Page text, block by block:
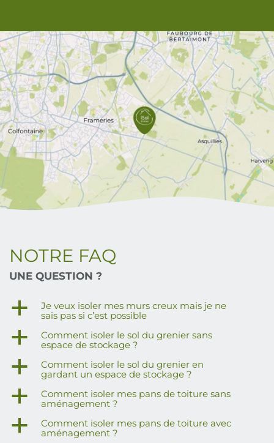
NOTRE FAQ
UNE QUESTION ?
a
Je veux isoler mes murs creux mais je ne
sais pas si c’est possible
a
Comment isoler le sol du grenier sans
espace de stockage ?
a
Comment isoler le sol du grenier en
gardant un espace de stockage ?
a
Comment isoler mes pans de toiture sans
aménagement ?
a
Comment isoler mes pans de toiture avec
aménagement ?